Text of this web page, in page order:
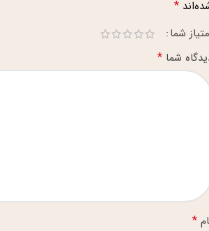
*
شما
شما *
*